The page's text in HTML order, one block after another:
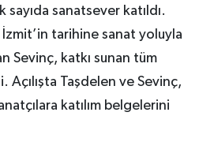
sayıda sanatsever katıldı.
tarihine sanat yoluyla
Sevinç, katkı sunan tüm
Açılışta Taşdelen ve Sevinç,
katılım belgelerini